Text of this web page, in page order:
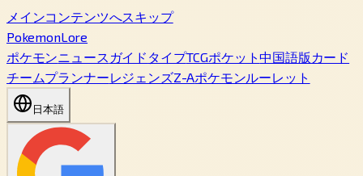
メインコンテンツへスキップ
PokemonLore
ポケモンニュース ガイド タイプTCGポケット中国語版カード
チームプランナーレジェンズZ-Aポケモンルーレット
日本語